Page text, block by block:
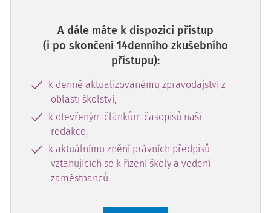
A dále máte k dispozici přístup
(i po skončení 14denního zkušebního
přístupu):
k denně aktualizovanému zpravodajství z
oblasti školství,
k otevřeným článkům časopisů naší
redakce,
k aktuálnímu znění právních předpisů
vztahujících se k řízení školy a vedení
zaměstnanců.